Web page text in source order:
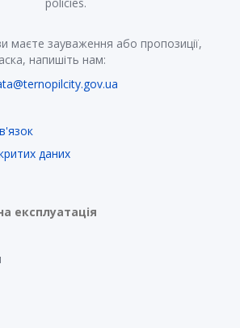
маєте зауваження або пропозиції,
напишіть нам:
даних
експлуатація